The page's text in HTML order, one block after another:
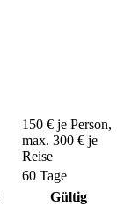
150 € je Person,
max. 300 € je
Reise
60 Tage
Gültig